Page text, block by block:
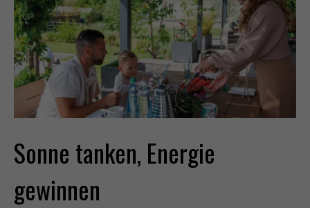
Sonne tanken, Energie
gewinnen